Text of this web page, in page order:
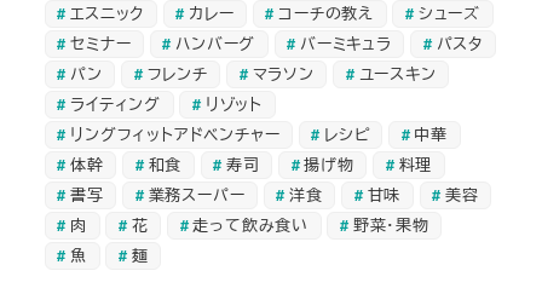
エスニック
カレー コーチの教え
シューズ
セミナー
ハンバーグ バーミキュラ
パスタ
パン
フレンチ マラソン
ユースキン
ライティング
リゾット
リングフィットアドベンチャー
レシピ
中華
体幹
和食 寿司 揚げ物
料理
書写
業務スーパー 洋食 甘味
美容
肉
花 走って飲み食い
野菜・果物
魚
麺